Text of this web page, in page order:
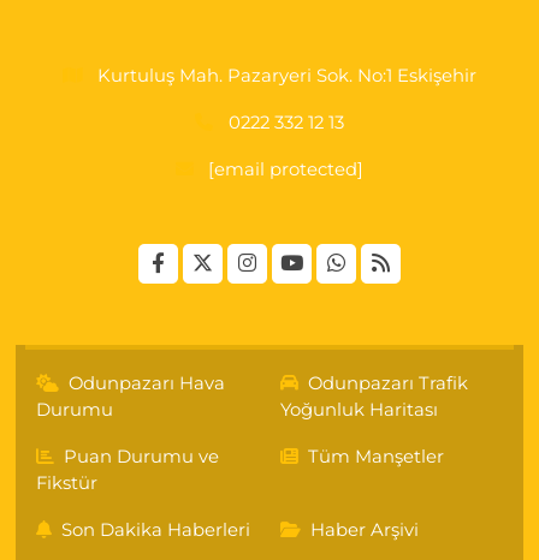
Kurtuluş Mah. Pazaryeri Sok. No:1 Eskişehir
0222 332 12 13
[email protected]
Odunpazarı Hava
Durumu
Odunpazarı Trafik
Yoğunluk Haritası
Puan Durumu ve
Fikstür
Tüm Manşetler
Son Dakika Haberleri Haber Arşivi